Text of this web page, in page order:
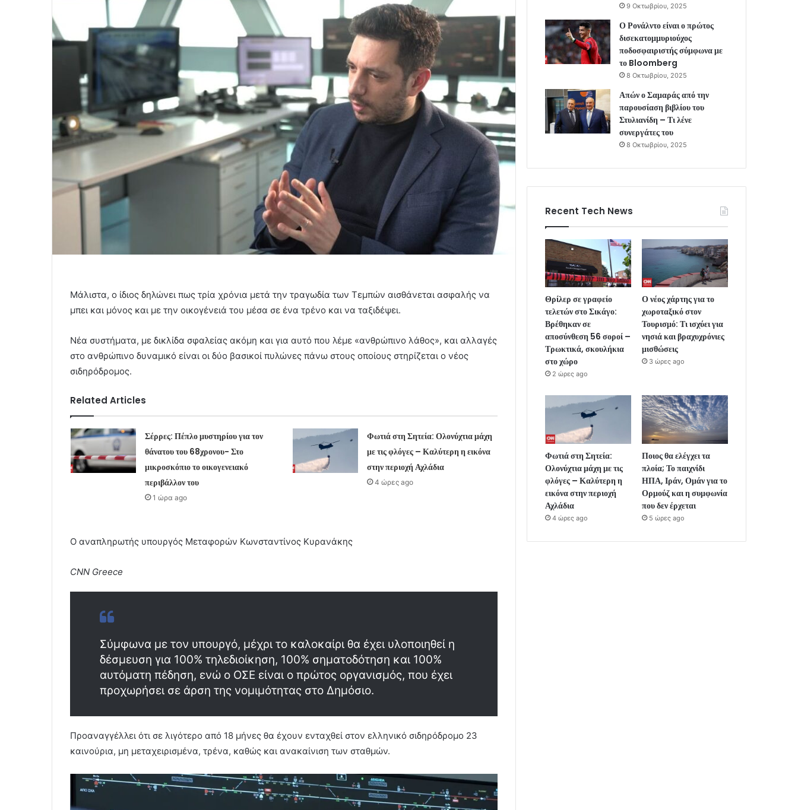
Μάλιστα, ο ίδιος δηλώνει πως τρία χρόνια μετά την τραγωδία των Τεμπών αισθάνεται ασφαλής να
μπει και μόνος και με την οικογένειά του μέσα σε ένα τρένο και να ταξιδέψει.
Νέα συστήματα, με δικλίδα σφαλείας ακόμη και για αυτό που λέμε «ανθρώπινο λάθος», και αλλαγές
στο ανθρώπινο δυναμικό είναι οι δύο βασικοί πυλώνες πάνω στους οποίους στηρίζεται ο νέος
σιδηρόδρομος.
Related Articles
Σέρρες: Πέπλο μυστηρίου για τον
θάνατου του 68χρονου- Στο
μικροσκόπιο το οικογενειακό
περιβάλλον του
1 ώρα ago
Φωτιά στη Σητεία: Ολονύχτια μάχη
με τις φλόγες – Καλύτερη η εικόνα
στην περιοχή Αχλάδια
4 ώρες ago
Ο αναπληρωτής υπουργός Μεταφορών Κωνσταντίνος Κυρανάκης
CNN Greece
Σύμφωνα με τον υπουργό, μέχρι το καλοκαίρι θα έχει υλοποιηθεί η
δέσμευση για 100% τηλεδιοίκηση, 100% σηματοδότηση και 100%
αυτόματη πέδηση, ενώ ο ΟΣΕ είναι ο πρώτος οργανισμός, που έχει
προχωρήσει σε άρση της νομιμότητας στο Δημόσιο.
Προαναγγέλλει ότι σε λιγότερο από 18 μήνες θα έχουν ενταχθεί στον ελληνικό σιδηρόδρομο 23
καινούρια, μη μεταχειρισμένα, τρένα, καθώς και ανακαίνιση των σταθμών.
9 Οκτωβρίου, 2025
Ο Ρονάλντο είναι ο πρώτος
δισεκατομμυριούχος
ποδοσφαιριστής σύμφωνα με
το Bloomberg
8 Οκτωβρίου, 2025
Απών ο Σαμαράς από την
παρουσίαση βιβλίου του
Στυλιανίδη – Τι λένε
συνεργάτες του
8 Οκτωβρίου, 2025
Recent Tech News
Θρίλερ σε γραφείο
τελετών στο Σικάγο:
Βρέθηκαν σε
αποσύνθεση 56 σοροί –
Τρωκτικά, σκουλήκια
στο χώρο
2 ώρες ago
Ο νέος χάρτης για το
χωροταξικό στον
Τουρισμό: Τι ισχύει για
νησιά και βραχυχρόνιες
μισθώσεις
3 ώρες ago
Φωτιά στη Σητεία:
Ολονύχτια μάχη με τις
φλόγες – Καλύτερη η
εικόνα στην περιοχή
Αχλάδια
4 ώρες ago
Ποιος θα ελέγχει τα
πλοία; Το παιχνίδι
ΗΠΑ, Ιράν, Ομάν για το
Ορμούζ και η συμφωνία
που δεν έρχεται
5 ώρες ago